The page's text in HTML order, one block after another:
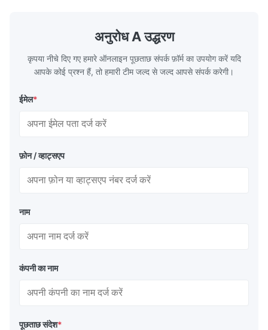
the basic component of boiler water
circulation loop.Because of both cooling
अनुरोध A उद्धरण
कृपया नीचे दिए गए हमारे ऑनलाइन पूछताछ संपर्क फ़ॉर्म का उपयोग करें यदि
आपके कोई प्रश्न हैं, तो हमारी टीम जल्द से जल्द आपसे संपर्क करेगी।
ईमेल*
फ़ोन / व्हाट्सएप
नाम
कंपनी का नाम
पूछताछ संदेश*